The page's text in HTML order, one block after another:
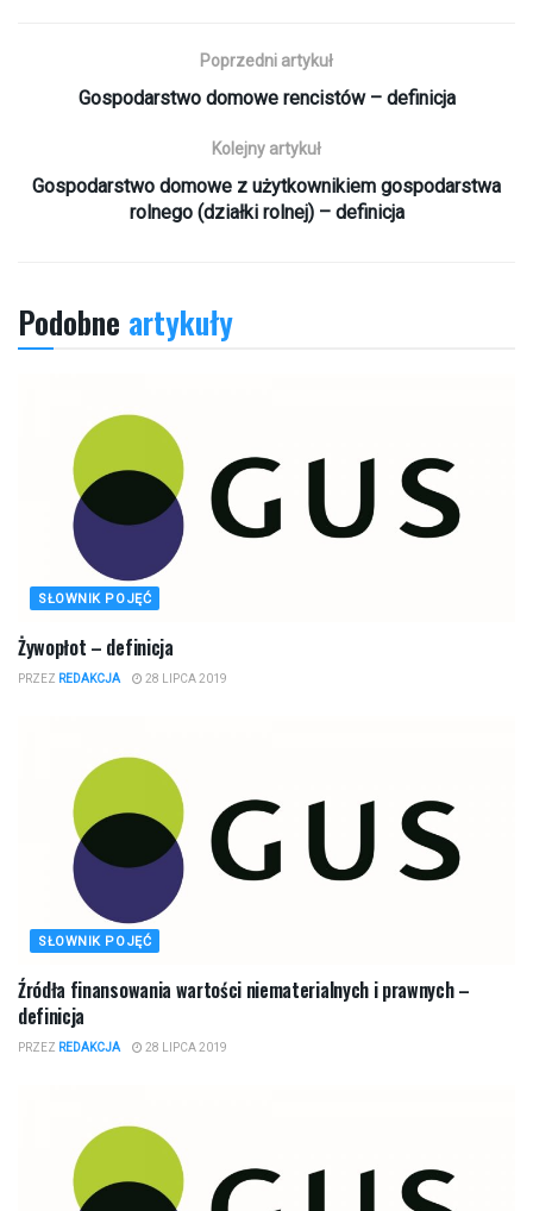
Poprzedni artykuł
Gospodarstwo domowe rencistów – definicja
Kolejny artykuł
Gospodarstwo domowe z użytkownikiem gospodarstwa
rolnego (działki rolnej) – definicja
Podobne artykuły
SŁOWNIK POJĘĆ
Żywopłot – definicja
PRZEZ REDAKCJA 28 LIPCA 2019
SŁOWNIK POJĘĆ
Źródła finansowania wartości niematerialnych i prawnych –
definicja
PRZEZ REDAKCJA 28 LIPCA 2019